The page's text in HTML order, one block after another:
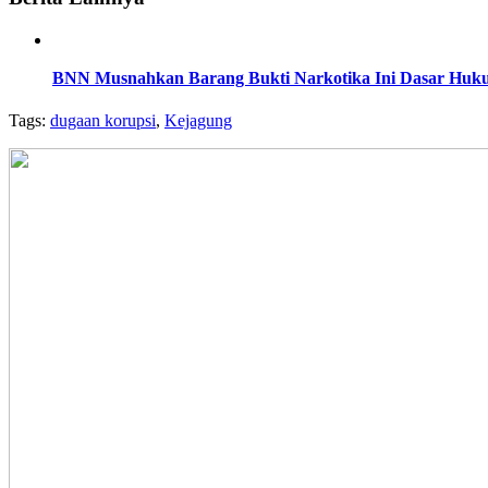
BNN Musnahkan Barang Bukti Narkotika Ini Dasar
Tags: dugaan korupsi, Kejagung